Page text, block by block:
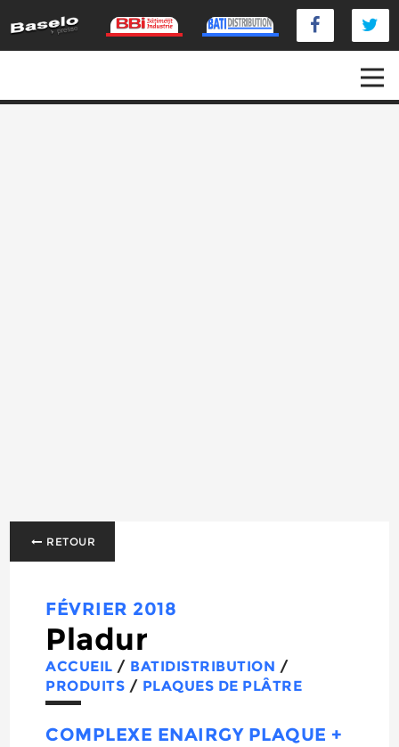
RETOUR
FÉVRIER 2018
Pladur
ACCUEIL / BATIDISTRIBUTION /
PRODUITS / PLAQUES DE PLÂTRE
COMPLEXE ENAIRGY PLAQUE +